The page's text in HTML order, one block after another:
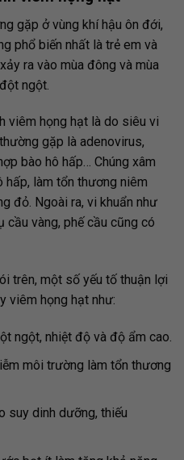
gặp ở vùng khí hậu ôn đới,
phổ biến nhất là trẻ em và
ra vào mùa đông và mùa
ngột.
viêm họng hạt là do siêu vi
gặp là adenovirus,
bào hô hấp… Chúng xâm
hấp, làm tổn thương niêm
đỏ. Ngoài ra, vi khuẩn như
cầu vàng, phế cầu cũng có
trên, một số yếu tố thuận lợi
viêm họng hạt như:
ngột, nhiệt độ và độ ẩm cao.
môi trường làm tổn thương
suy dinh dưỡng, thiếu